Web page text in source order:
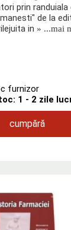
prin randuiala
de la
in » ...mai
furnizor
1 - 2 zile
cumpără